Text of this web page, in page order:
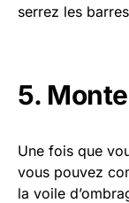
serrez les
5.
Une fois que
vous pouvez
la voile